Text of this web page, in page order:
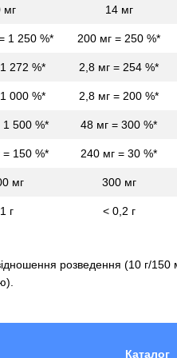
мг 14 мг
1 250 %* 200 мг = 250 %*
272 %* 2,8 мг = 254 %*
000 %* 2,8 мг = 200 %*
1 500 %* 48 мг = 300 %*
= 150 %* 240 мг = 30 %*
мг 300 мг
г < 0,2 г
розведення (10 г/
Каталог